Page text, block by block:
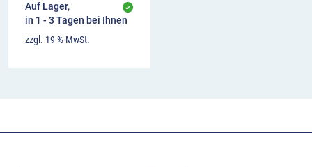
Auf Lager,
in 1 - 3 Tagen bei Ihnen
zzgl. 19 % MwSt.